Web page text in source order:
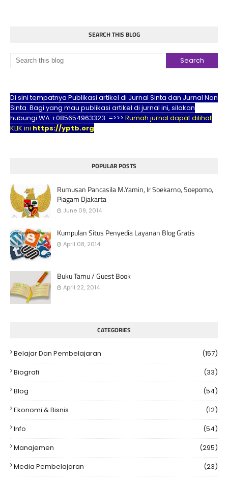
SEARCH THIS BLOG
Di sini tempatnya Publikasi artikel di Jurnal Sinta dan Jurnal Non
Sinta. Bagi yang mau publikasi artikel di jurnal ini, silakan
hubungi WA +085654963323. =>>> Rumah jurnal dapat dilihat
KLIK ini https://yptb.org
POPULAR POSTS
Rumusan Pancasila M.Yamin, Ir Soekarno, Soepomo,
Piagam Djakarta
June 09, 2014
Kumpulan Situs Penyedia Layanan Blog Gratis
April 08, 2014
Buku Tamu / Guest Book
April 22, 2014
CATEGORIES
Belajar Dan Pembelajaran
(157)
Biografi
(33)
Blog
(54)
Ekonomi & Bisnis
(12)
Info
(54)
Manajemen
(295)
Media Pembelajaran
(23)